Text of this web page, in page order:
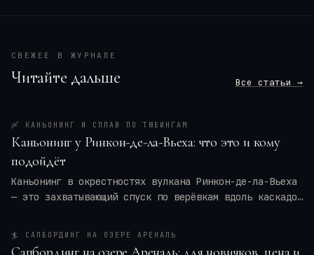
СВЕЖЕЕ В ЖУРНАЛЕ
Читайте дальше Все статьи →
🛶 КАНЬОНИНГ И СПЛАВ ПО ТЮБИНГАМ
Каньонинг у Ринкон-де-ла-Вьеха: что это и кому
подойдёт
Каньонинг в окрестностях вулкана Ринкон-де-ла-Вьеха
— это захватывающий спуск по верёвкам вдоль каскадов
новичков или только для профи? Мы разберём программу
🏄 САПБОРДИНГ НА ОЗЕРЕ АРЕНАЛЬ